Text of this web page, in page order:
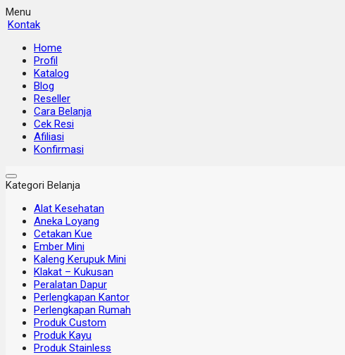
Menu
Kontak
Home
Profil
Katalog
Blog
Reseller
Cara Belanja
Cek Resi
Afiliasi
Konfirmasi
Kategori Belanja
Alat Kesehatan
Aneka Loyang
Cetakan Kue
Ember Mini
Kaleng Kerupuk Mini
Klakat – Kukusan
Peralatan Dapur
Perlengkapan Kantor
Perlengkapan Rumah
Produk Custom
Produk Kayu
Produk Stainless